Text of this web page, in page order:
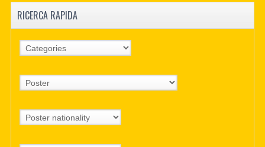
RICERCA RAPIDA